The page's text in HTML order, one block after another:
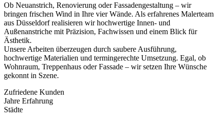
Ob Neuanstrich, Renovierung oder Fassadengestaltung – wir
bringen frischen Wind in Ihre vier Wände. Als erfahrenes Malerteam
aus Düsseldorf realisieren wir hochwertige Innen- und
Außenanstriche mit Präzision, Fachwissen und einem Blick für
Ästhetik.
Unsere Arbeiten überzeugen durch saubere Ausführung,
hochwertige Materialien und termingerechte Umsetzung. Egal, ob
Wohnraum, Treppenhaus oder Fassade – wir setzen Ihre Wünsche
gekonnt in Szene.
Zufriedene Kunden
Jahre Erfahrung
Städte